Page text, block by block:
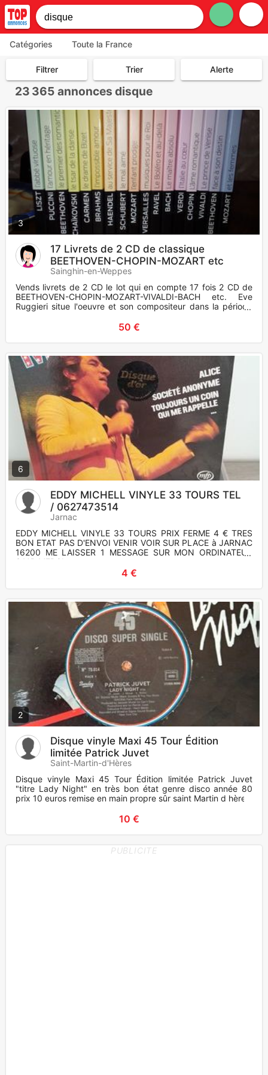
Catégories Toute la France
Filtrer Trier Alerte
23 365 annonces disque
3
17 Livrets de 2 CD de classique
BEETHOVEN-CHOPIN-MOZART etc
Sainghin-en-Weppes
Vends livrets de 2 CD le lot qui en compte 17 fois 2 CD de
BEETHOVEN-CHOPIN-MOZART-VIVALDI-BACH etc. Eve
Ruggieri situe l'oeuvre et son compositeur dans la période
50 €
6
EDDY MICHELL VINYLE 33 TOURS TEL
/ 0627473514
Jarnac
EDDY MICHELL VINYLE 33 TOURS PRIX FERME 4 € TRES
BON ETAT PAS D'ENVOI VENIR VOIR SUR PLACE à JARNAC
16200 ME LAISSER 1 MESSAGE SUR MON ORDINATEUR
S.V.P MERCI
4 €
2
Disque vinyle Maxi 45 Tour Édition
limitée Patrick Juvet
Saint-Martin-d'Hères
Disque vinyle Maxi 45 Tour Édition limitée Patrick Juvet
"titre Lady Night" en très bon état genre disco année 80
prix 10 euros remise en main propre sûr saint Martin d hères.
10 €
PUBLICITE